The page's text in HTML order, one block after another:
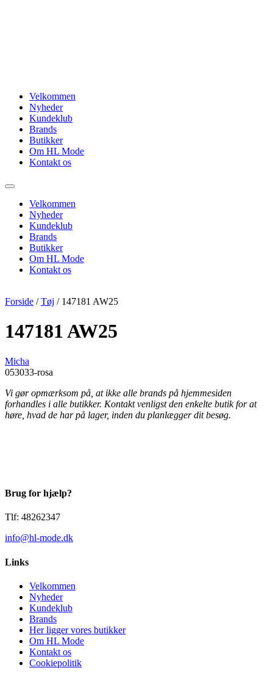
Velkommen
Nyheder
Kundeklub
Brands
Butikker
Om HL Mode
Kontakt os
Velkommen
Nyheder
Kundeklub
Brands
Butikker
Om HL Mode
Kontakt os
Forside /Tøj / 147181 AW25
147181 AW25
Micha
053033-rosa
Vi gør opmærksom på, at ikke alle brands på hjemmesiden
forhandles i alle butikker. Kontakt venligst den enkelte butik for at
høre, hvad de har på lager, inden du planlægger dit besøg.
Brug for hjælp?
Tlf: 48262347
info@hl-mode.dk
Links
Velkommen
Nyheder
Kundeklub
Brands
Her ligger vores butikker
Om HL Mode
Kontakt os
Cookiepolitik